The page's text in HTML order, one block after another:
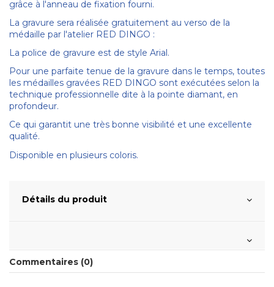
grâce à l'anneau de fixation fourni.
La gravure sera réalisée gratuitement au verso de la
médaille par l'atelier RED DINGO :
La police de gravure est de style Arial.
Pour une parfaite tenue de la gravure dans le temps, toutes
les médailles gravées RED DINGO sont exécutées selon la
technique professionnelle dite à la pointe diamant, en
profondeur.
Ce qui garantit une très bonne visibilité et une excellente
qualité.
Disponible en plusieurs coloris.
Détails du produit
Commentaires (0)